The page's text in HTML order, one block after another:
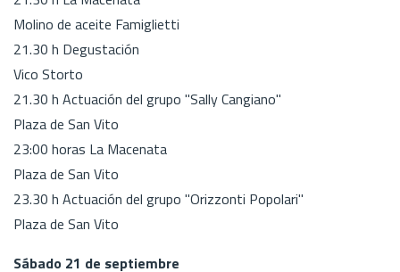
Molino de aceite Famiglietti
21.30 h Degustación
Vico Storto
21.30 h Actuación del grupo "Sally Cangiano"
Plaza de San Vito
23:00 horas La Macenata
Plaza de San Vito
23.30 h Actuación del grupo "Orizzonti Popolari"
Plaza de San Vito
Sábado 21 de septiembre